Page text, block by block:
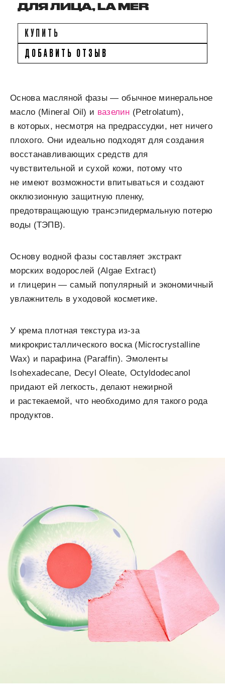
ДЛЯ ЛИЦА, LA MER
КУПИТЬ
ДОБАВИТЬ ОТЗЫВ
Основа масляной фазы — обычное минеральное
масло (Mineral Oil) и вазелин (Petrolatum),
в которых, несмотря на предрассудки, нет ничего
плохого. Они идеально подходят для создания
восстанавливающих средств для
чувствительной и сухой кожи, потому что
не имеют возможности впитываться и создают
окклюзионную защитную пленку,
предотвращающую трансэпидермальную потерю
воды (ТЭПВ).
Основу водной фазы составляет экстракт
морских водорослей (Algae Extract)
и глицерин — самый популярный и экономичный
увлажнитель в уходовой косметике.
У крема плотная текстура из-за
микрокристаллического воска (Microcrystalline
Wax) и парафина (Paraffin). Эмоленты
Isohexadecane, Decyl Oleate, Octyldodecanol
придают ей легкость, делают нежирной
и растекаемой, что необходимо для такого рода
продуктов.